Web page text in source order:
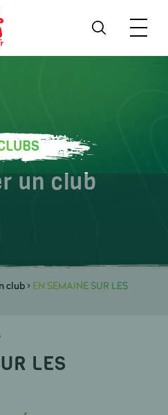
un club
club> EN SEMAINE SUR LES
LES